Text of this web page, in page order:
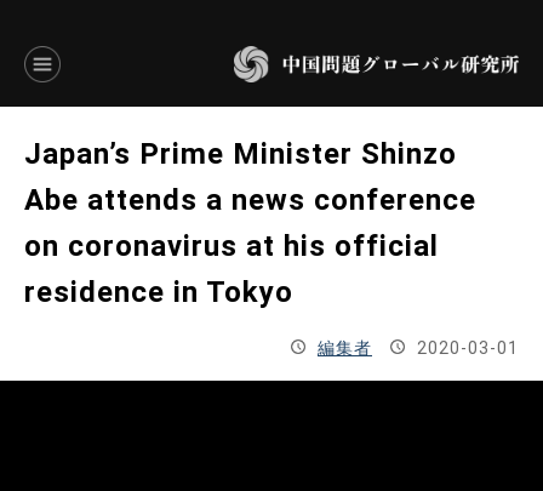
ENGLISH
JAPANESE
基本操作
Japan’s Prime Minister Shinzo
Abe attends a news conference
on coronavirus at his official
residence in Tokyo
編集者 2020-03-01